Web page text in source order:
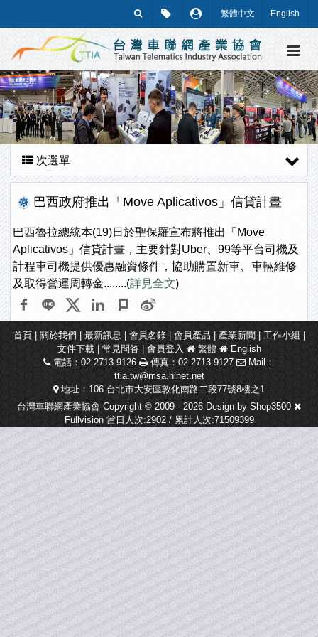
繁體中文 English
次選單
巴西政府推出「Move Aplicativos」信貸計畫
巴西魯拉總統本(19)日於聖保羅宣布將推出「Move
Aplicativos」信貸計畫，主要針對Uber、99等平台司機及
計程車司機提供優惠融資條件，協助購置新車、車輛維修
及取得營運周轉金........(詳見全文)
首頁| 關於我們 最新訊息 會員名錄| 會員產品 產業新聞 工作小組
文件下載| 常見問答| 會員登入 繁體
English
電話：02-2713-9126
傳真：02-2713-9127
Mail：
ttia.tw@msa.hinet.net
地址：106 台北市大安區敦化南路二段77號8樓之1
台灣車聯網產業協會 Copyright © 2009 - 2026 Design by Shop3500
Fullvision當日人次:2902 / 累計人次:71509399